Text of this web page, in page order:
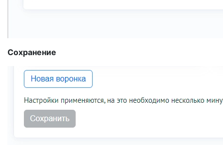
Сохранение